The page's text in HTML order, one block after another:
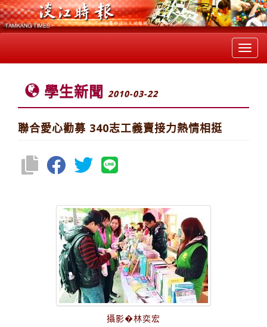
學生新聞 2010-03-22
聯合愛心勸募 340志工義賣接力熱情相挺
攝影�林奕宏